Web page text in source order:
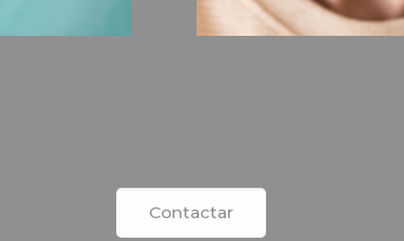
Contactar